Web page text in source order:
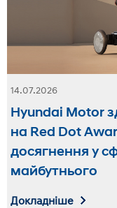
14.07.2026
Hyundai Motor
на Red Dot
досягнення у
майбутнього
Докладніше